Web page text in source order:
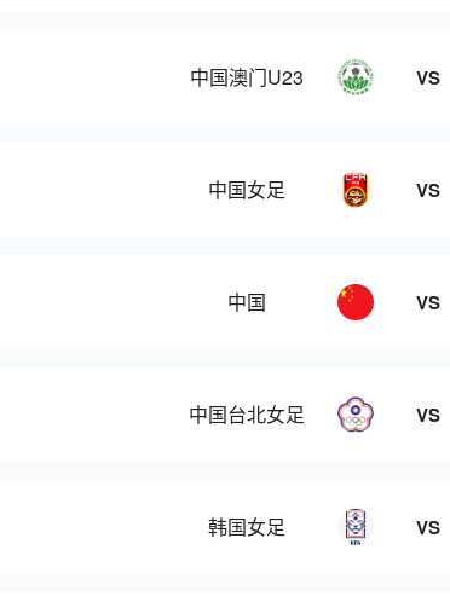
中国澳门U23 VS
中国女足 VS
中国 VS
中国台北女足 VS
韩国女足 VS